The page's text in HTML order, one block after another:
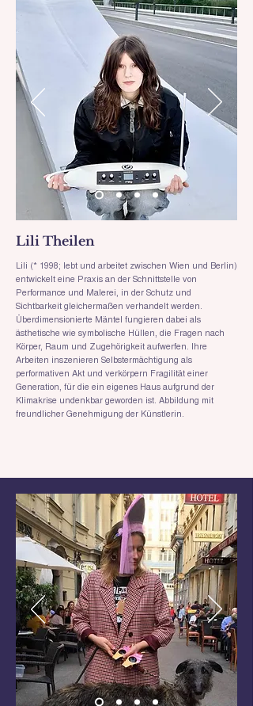
Lili Theilen
Lili (* 1998; lebt und arbeitet zwischen Wien und Berlin)
entwickelt eine Praxis an der Schnittstelle von
Performance und Malerei, in der Schutz und
Sichtbarkeit gleichermaßen verhandelt werden.
Überdimensionierte Mäntel fungieren dabei als
ästhetische wie symbolische Hüllen, die Fragen nach
Körper, Raum und Zugehörigkeit aufwerfen. Ihre
Arbeiten inszenieren Selbstermächtigung als
performativen Akt und verkörpern Fragilität einer
Generation, für die ein eigenes Haus aufgrund der
Klimakrise undenkbar geworden ist. Abbildung mit
freundlicher Genehmigung der Künstlerin.